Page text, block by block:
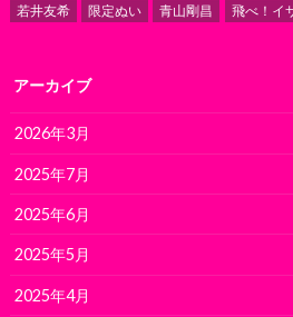
若井友希
限定ぬい 青山剛昌 飛べ！イ
アーカイブ
2026年3月
2025年7月
2025年6月
2025年5月
2025年4月